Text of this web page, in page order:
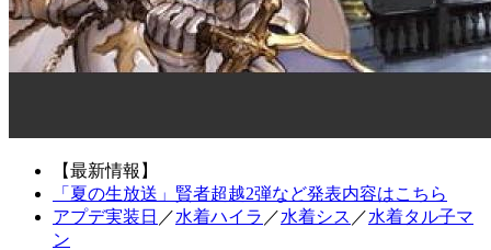
【最新情報】
「夏の生放送」賢者超越2弾など発表内容はこちら
アプデ実装日 ／水着ハイラ ／水着シス ／水着タル子マ
ン